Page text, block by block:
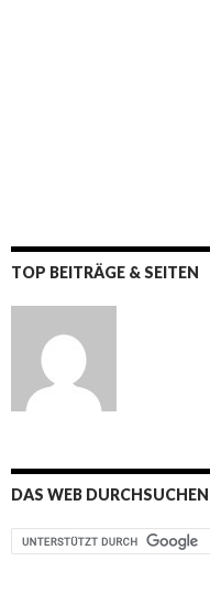
TOP BEITRÄGE & SEITEN
DAS WEB DURCHSUCHEN